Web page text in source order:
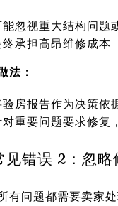
能忽视重大结构问题
终承担高昂维修成本
法：
验房报告作为决策依
对重要问题要求修复
见错误 2：忽略
有问题都需要卖家